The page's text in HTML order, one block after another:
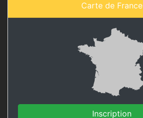
Carte de France
Inscription